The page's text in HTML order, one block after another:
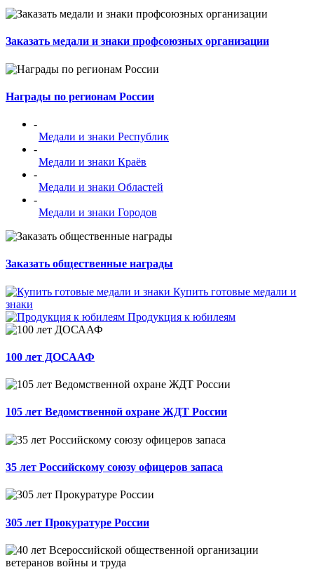
Заказать медали и знаки профсоюзных организации
Награды по регионам России
-
Медали и знаки Республик
-
Медали и знаки Краёв
-
Медали и знаки Областей
-
Медали и знаки Городов
Заказать общественные награды
Купить готовые медали и
знаки
Продукция к юбилеям
100 лет ДОСААФ
105 лет Ведомственной охране ЖДТ России
35 лет Российскому союзу офицеров запаса
305 лет Прокуратуре России